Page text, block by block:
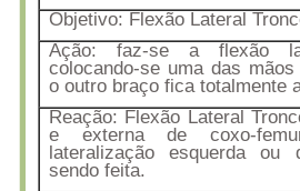
Objetivo: Flexão Lateral
Ação: faz-se a flexão
colocando-se uma das
o outro braço fica totalmente
Reação: Flexão Lateral
e externa de coxo-
lateralização esquerda ou
sendo feita.